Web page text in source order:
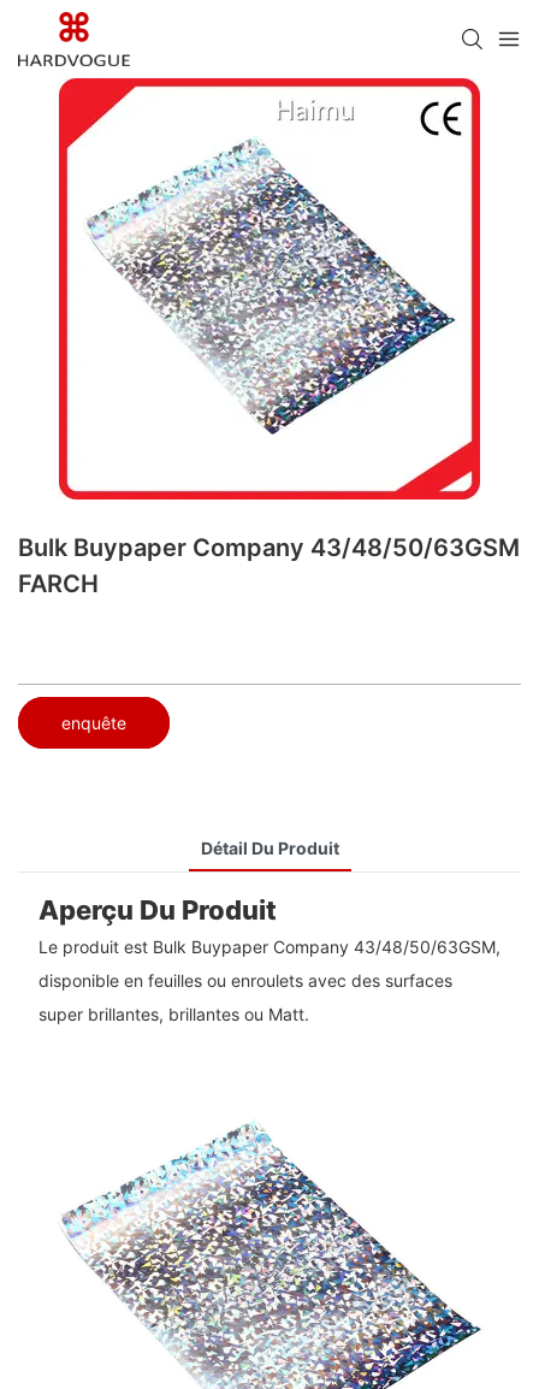
Bulk Buypaper Company 43/48/50/63GSM
FARCH
enquête
Détail Du Produit
Aperçu Du Produit
Le produit est Bulk Buypaper Company 43/48/50/63GSM,
disponible en feuilles ou enroulets avec des surfaces
super brillantes, brillantes ou Matt.